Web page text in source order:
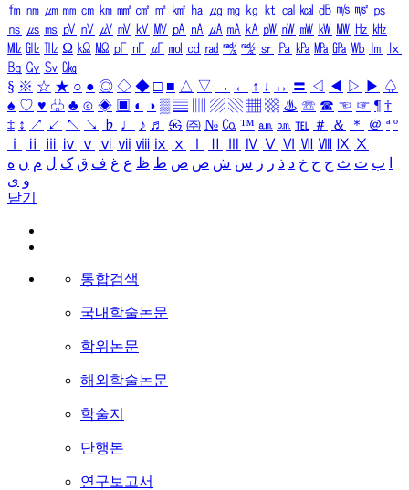
㎙ ㎚ ㎛ ㎜ ㎝ ㎞ ㎟ ㎠ ㎡ ㎢ ㏊ ㎍ ㎎ ㎏ ㏏ ㎈ ㎉ ㏈ ㎧ ㎨ ㎰
㎱ ㎲ ㎳ ㎴ ㎵ ㎶ ㎷ ㎸ ㎹ ㎀ ㎁ ㎂ ㎃ ㎄ ㎺ ㎻ ㎽ ㎾ ㎿ ㎐ ㎑
㎒ ㎓ ㎔ Ω ㏀ ㏁ ㎊ ㎋ ㎌ ㏖ ㏅ ㎭ ㎮ ㎯ ㏛ ㎩ ㎪ ㎫ ㎬ ㏝ ㏐
㏓
㏃ ㏉ ㏜ ㏆
§ ※ ☆ ★ ○ ● ◎ ◇ ◆ □ ■ △ ▽ → ← ↑ ↓ ↔ 〓 ◁ ◀ ▷ ▶ ♤
♠ ♡ ♥ ♧ ♣ ⊙ ◈ ▣ ◐ ◑ ▒ ▤ ▨ ▧ ▦ ▩ ♨ ☏ ☎ ☜ ☞ ¶ †
‡ ↕ ↗ ↙ ↖ ↘ ♭ ♩ ♪ ♬ ㉿ ㈜ № ㏇ ™ ㏂ ㏘ ℡ ＃ ＆ ＊ ＠ ª º
ⅰ
ⅱ ⅲ ⅳ ⅴ ⅵ ⅶ ⅷ ⅸ ⅹ Ⅳ Ⅴ Ⅵ Ⅶ Ⅷ Ⅸ Ⅹ
ب ت ث ج ح خ د ذ ر ز س ش ص ض ط ظ ع غ ف ق ک ل م ن ه
و ی
닫기
통합검색
국내학술논문
학위논문
해외학술논문
학술지
단행본
연구보고서